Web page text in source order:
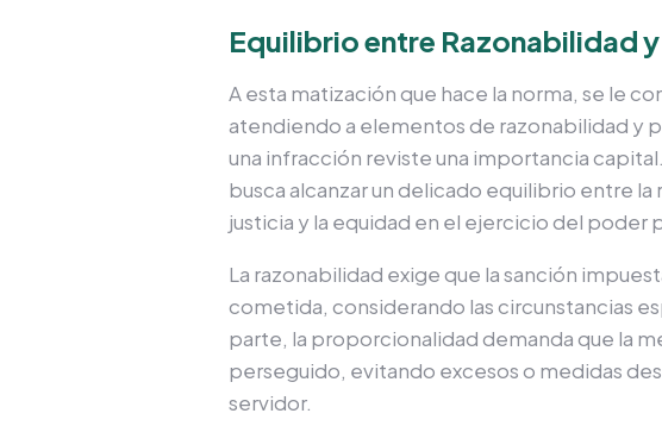
Equilibrio entre Razonabilidad
A esta matización que hace la norma, se le
atendiendo a elementos de razonabilidad y
una infracción reviste una importancia
busca alcanzar un delicado equilibrio entre
justicia y la equidad en el ejercicio del poder
La razonabilidad exige que la sanción
cometida, considerando las circunstancias
parte, la proporcionalidad demanda que la
perseguido, evitando excesos o medidas
servidor.